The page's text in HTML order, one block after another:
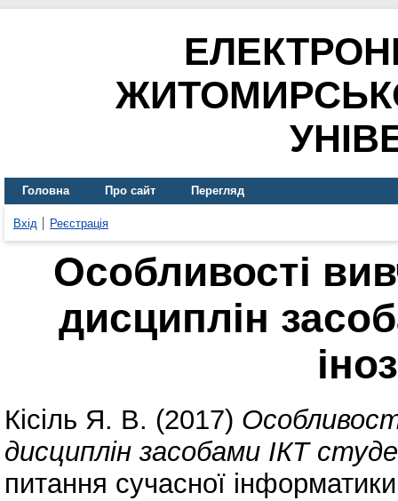
Головна Про сайт Перегляд
Вхід Реєстрація
Особливості
дисциплін
Кісіль Я. В. (2017)
дисциплін засобами ІКТ
питання сучасної